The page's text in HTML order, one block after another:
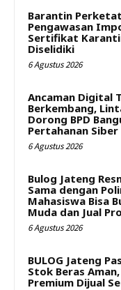
Barantin Perketat
Pengawasan
Sertifikat
Diselidiki
6 Agustus 2026
Ancaman Digital
Berkembang,
Dorong BPD
Pertahanan Siber
6 Agustus 2026
Bulog Jateng
Sama dengan
Mahasiswa Bisa
Muda dan Jual
6 Agustus 2026
BULOG Jateng
Stok Beras Aman,
Premium Dijual